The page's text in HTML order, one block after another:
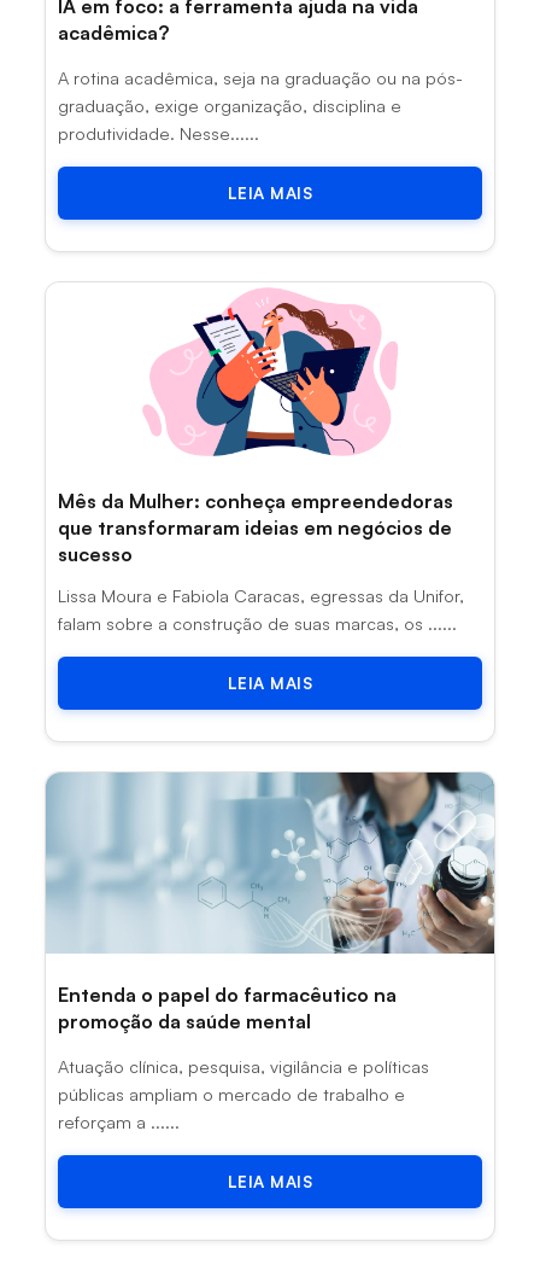
IA em foco: a ferramenta ajuda na vida
acadêmica?
A rotina acadêmica, seja na graduação ou na pós-
graduação, exige organização, disciplina e
produtividade. Nesse......
LEIA MAIS
Mês da Mulher: conheça empreendedoras
que transformaram ideias em negócios de
sucesso
Lissa Moura e Fabiola Caracas, egressas da Unifor,
falam sobre a construção de suas marcas, os ......
LEIA MAIS
Entenda o papel do farmacêutico na
promoção da saúde mental
Atuação clínica, pesquisa, vigilância e políticas
públicas ampliam o mercado de trabalho e
reforçam a ......
LEIA MAIS